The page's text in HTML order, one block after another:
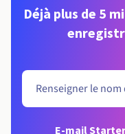
Déjà plus de 5
E-mail Starter